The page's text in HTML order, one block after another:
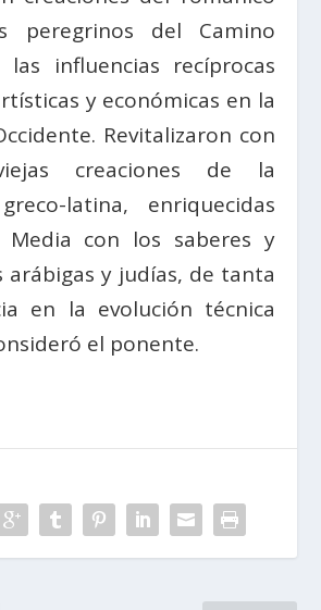
peregrinos del Camino
influencias recíprocas
y económicas en la
Revitalizaron con
creaciones de la
latina, enriquecidas
con los saberes y
arábigas y judías, de tanta
en la evolución técnica
el ponente.